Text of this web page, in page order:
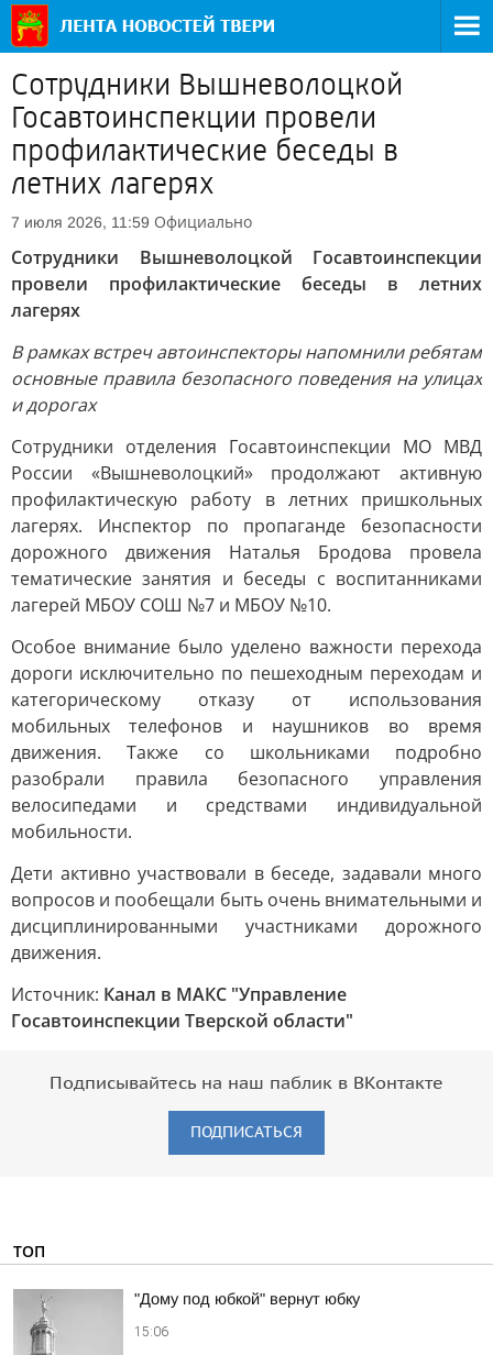
Сотрудники Вышневолоцкой
Госавтоинспекции провели
профилактические беседы в
летних лагерях
7 июля 2026, 11:59 Официально
Сотрудники Вышневолоцкой Госавтоинспекции
провели профилактические беседы в летних
лагерях
В рамках встреч автоинспекторы напомнили ребятам
основные правила безопасного поведения на улицах
и дорогах
Сотрудники отделения Госавтоинспекции МО МВД
России «Вышневолоцкий» продолжают активную
профилактическую работу в летних пришкольных
лагерях. Инспектор по пропаганде безопасности
дорожного движения Наталья Бродова провела
тематические занятия и беседы с воспитанниками
лагерей МБОУ СОШ №7 и МБОУ №10.
Особое внимание было уделено важности перехода
дороги исключительно по пешеходным переходам и
категорическому отказу от использования
мобильных телефонов и наушников во время
движения. Также со школьниками подробно
разобрали правила безопасного управления
велосипедами и средствами индивидуальной
мобильности.
Дети активно участвовали в беседе, задавали много
вопросов и пообещали быть очень внимательными и
дисциплинированными участниками дорожного
движения.
Источник: Канал в МАКС "Управление
Госавтоинспекции Тверской области"
Подписывайтесь на наш паблик в ВКонтакте
ПОДПИСАТЬСЯ
ТОП
"Дому под юбкой" вернут юбку
15:06